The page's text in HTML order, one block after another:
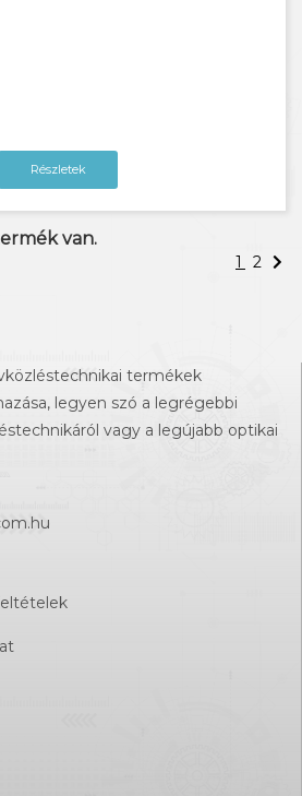
Részletek
van.
1 2
termékek
legyen szó a legrégebbi
vagy a legújabb optikai